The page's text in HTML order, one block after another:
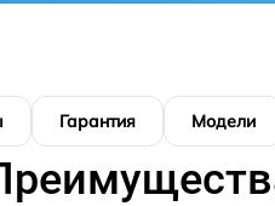
Гарантия Модели